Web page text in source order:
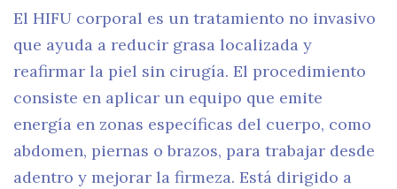
El HIFU corporal es un tratamiento no invasivo
que ayuda a reducir grasa localizada y
reafirmar la piel sin cirugía. El procedimiento
consiste en aplicar un equipo que emite
energía en zonas específicas del cuerpo, como
abdomen, piernas o brazos, para trabajar desde
adentro y mejorar la firmeza. Está dirigido a